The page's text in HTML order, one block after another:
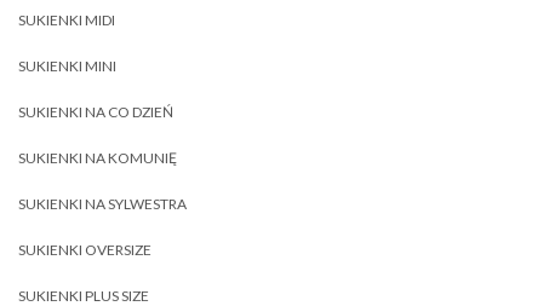
SUKIENKI MIDI
SUKIENKI MINI
SUKIENKI NA CO DZIEŃ
SUKIENKI NA KOMUNIĘ
SUKIENKI NA SYLWESTRA
SUKIENKI OVERSIZE
SUKIENKI PLUS SIZE